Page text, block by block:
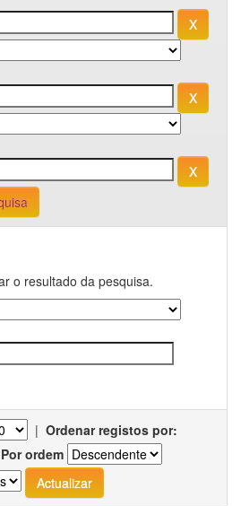
o resultado da pesquisa.
| Ordenar registos por:
Por ordem